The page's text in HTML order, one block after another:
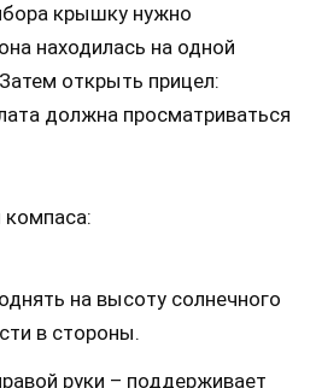
крышку нужно
находилась на одной
открыть прицел:
должна просматриваться
на высоту солнечного
в стороны.
руки – поддерживает